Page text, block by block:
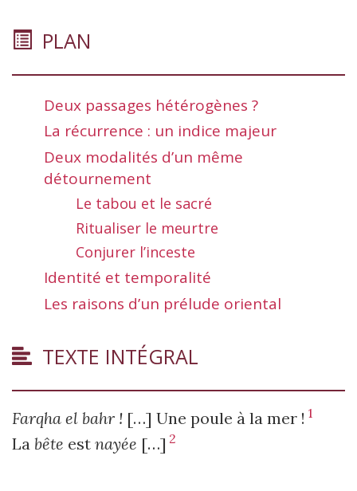
PLAN
Deux passages hétérogènes ?
La récurrence : un indice majeur
Deux modalités d’un même
détournement
Le tabou et le sacré
Ritualiser le meurtre
Conjurer l’inceste
Identité et temporalité
Les raisons d’un prélude oriental
TEXTE INTÉGRAL
Farqha el bahr ! […] Une poule à la mer ! 1
La bête est nayée […] 2